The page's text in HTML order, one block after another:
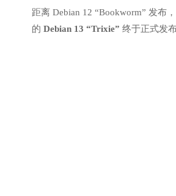
距离 Debian 12 “Bookworm” 发布
的 Debian 13 “Trixie” 终于正式发布